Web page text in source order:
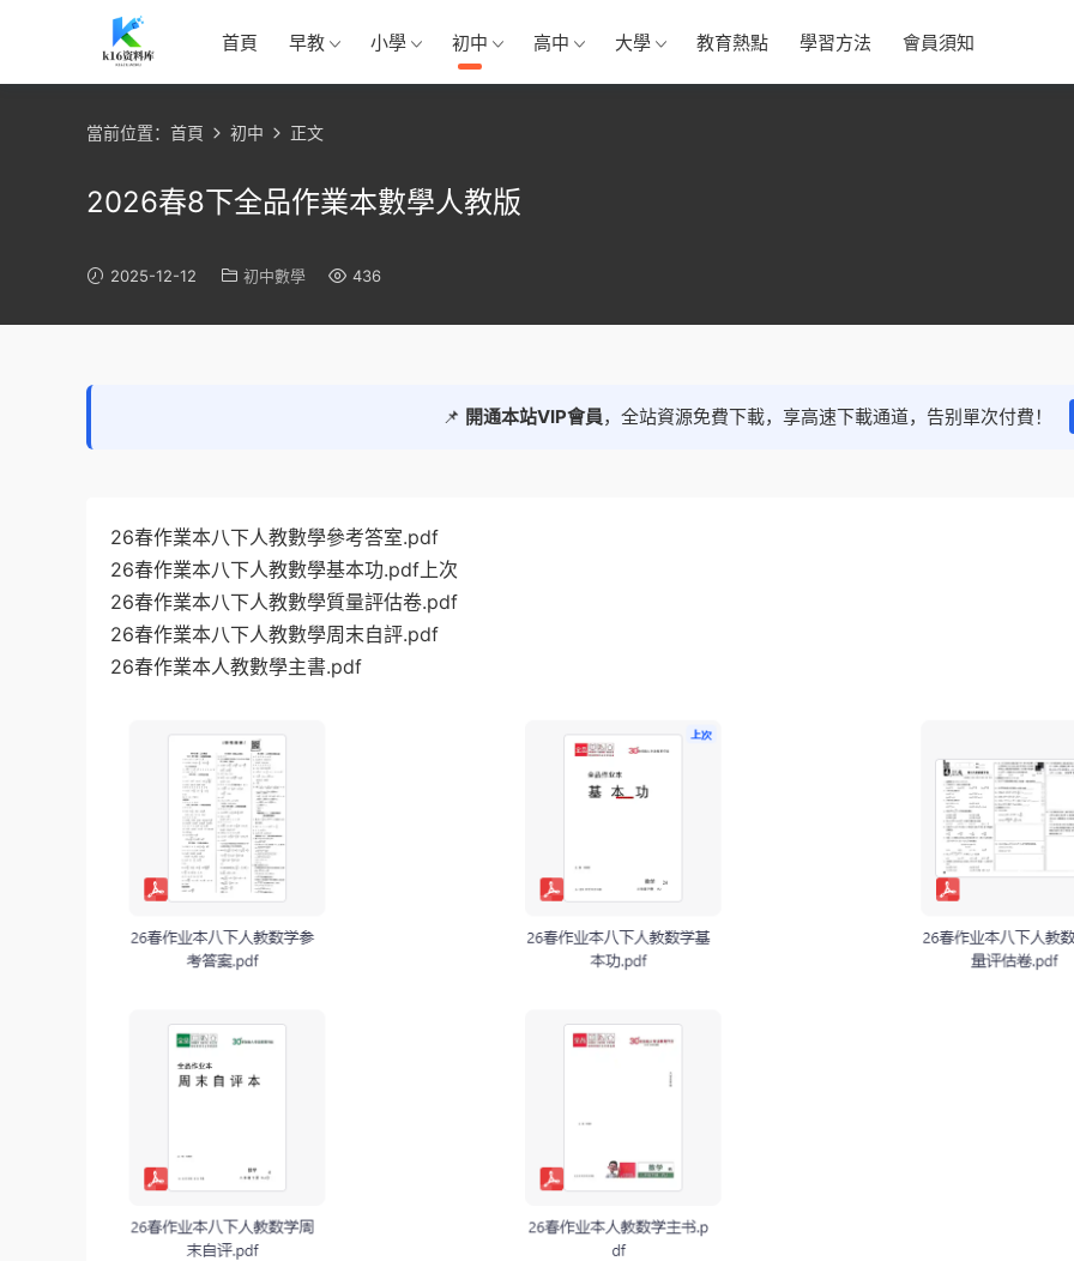
首頁 早教 小學 初中 高中 大學 教育熱點 學習方法 會員須知
當前位置： 首頁 初中 正文
2026春8下全品作業本數學人教版
2025-12-12 初中數學 436
📌 開通本站VIP會員，全站資源免費下載，享高速下載通道，告别單次付費！
26春作業本八下人教數學參考答室.pdf
26春作業本八下人教數學基本功.pdf上次
26春作業本八下人教數學質量評估卷.pdf
26春作業本八下人教數學周末自評.pdf
26春作業本人教數學主書.pdf